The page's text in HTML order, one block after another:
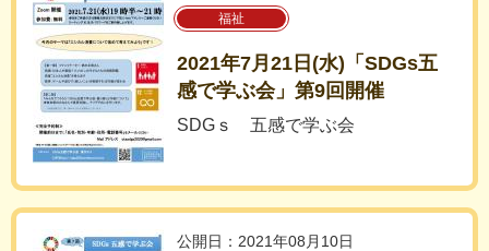
福祉
2021年7月21日(水)「SDGs五
感で学ぶ会」第9回開催
SDGｓ 五感で学ぶ会
公開日：2021年08月10日